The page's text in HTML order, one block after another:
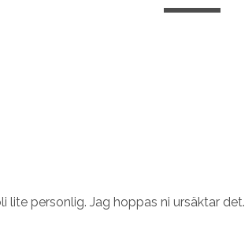
lite personlig. Jag hoppas ni ursäktar det.